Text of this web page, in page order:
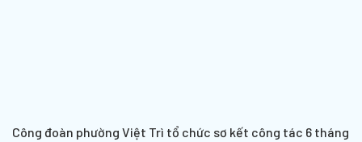
Công đoàn phường Việt Trì tổ chức sơ kết công tác 6 tháng